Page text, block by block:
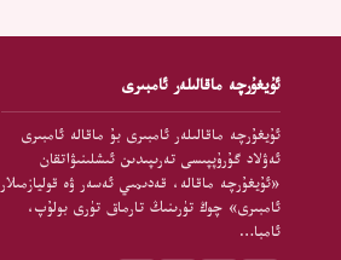
ئۇيغۇرچە ماقالىلەر ئامبىرى
ئۇيغۇرچە ماقالىلەر ئامبىرى بۇ ماقالە ئامبىرى
ئەۋلاد گۇرۇپپىسى تەرىپىدىن ئىشلىنىۋاتقان
«ئۇيغۇرچە ماقالە، قەدىمىي ئەسەر ۋە قوليازمىلار
ئامبىرى» چوڭ تۈرىنىڭ تارماق تۈرى بولۇپ،
ئامبا…